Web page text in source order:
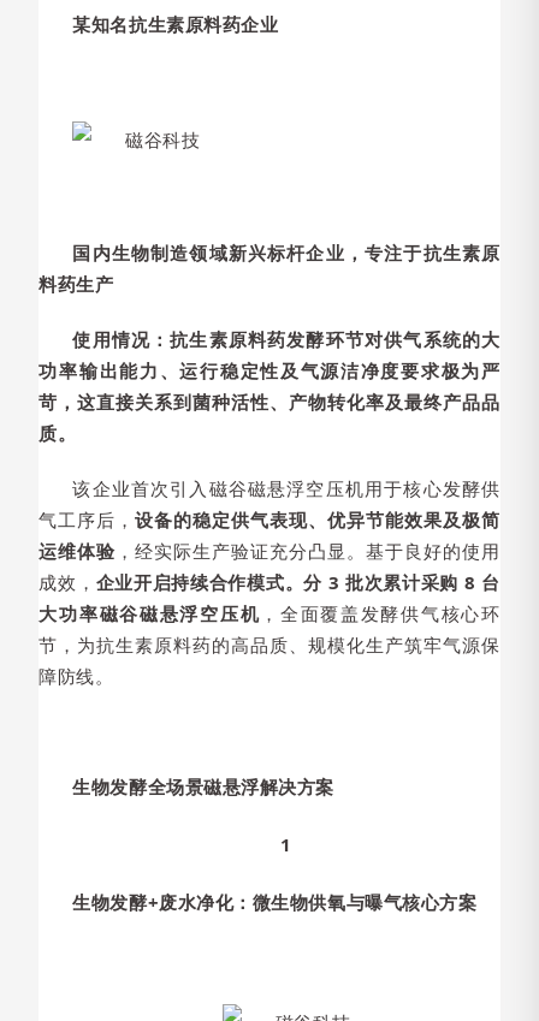
某知名抗生素原料药企业
国内生物制造领域新兴标杆企业，专注于抗生素原
料药生产
使用情况：抗生素原料药发酵环节对供气系统的大
功率输出能力、运行稳定性及气源洁净度要求极为严
苛，这直接关系到菌种活性、产物转化率及最终产品品
质。
该企业首次引入磁谷磁悬浮空压机用于核心发酵供
气工序后，设备的稳定供气表现、优异节能效果及极简
运维体验 ，经实际生产验证充分凸显。基于良好的使用
成效， 企业开启持续合作模式。分 3 批次累计采购 8 台
大功率磁谷磁悬浮空压机 ，全面覆盖发酵供气核心环
节，为抗生素原料药的高品质、规模化生产筑牢气源保
障防线。
生物发酵全场景磁悬浮解决方案
1
生物发酵+废水净化：微生物供氧与曝气核心方案